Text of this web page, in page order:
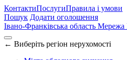
КонтактиПослугиПравила і умови
Пошук Додати оголошення
Івано-Франківська область Мережа
← Виберіть регіон нерухомості